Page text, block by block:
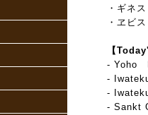
・ギネ
・ヱビス
【
- Yoho
-
-
- Sankt